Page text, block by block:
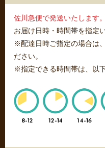
佐川急便で発送いたします。
お届け日時・時間帯を指定
※配達日時ご指定の場合は
ださい。
※指定できる時間帯は、以